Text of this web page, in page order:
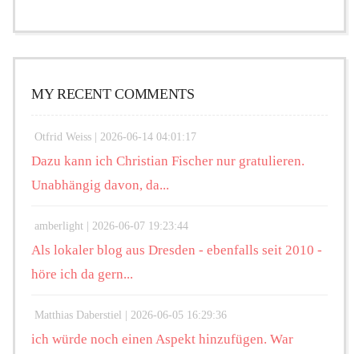
MY RECENT COMMENTS
Otfrid Weiss | 2026-06-14 04:01:17
Dazu kann ich Christian Fischer nur gratulieren.
Unabhängig davon, da...
amberlight | 2026-06-07 19:23:44
Als lokaler blog aus Dresden - ebenfalls seit 2010 -
höre ich da gern...
Matthias Daberstiel | 2026-06-05 16:29:36
ich würde noch einen Aspekt hinzufügen. War